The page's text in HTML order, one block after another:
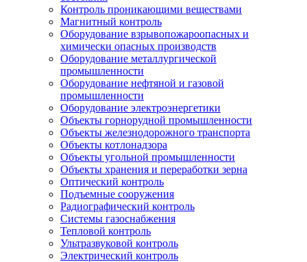
Контроль проникающими веществами
Магнитный контроль
Оборудование взрывопожароопасных и
химически опасных производств
Оборудование металлургической
промышленности
Оборудование нефтяной и газовой
промышленности
Оборудование электроэнергетики
Объекты горнорудной промышленности
Объекты железнодорожного транспорта
Объекты котлонадзора
Объекты угольной промышленности
Объекты хранения и переработки зерна
Оптический контроль
Подъемные сооружения
Радиографический контроль
Системы газоснабжения
Тепловой контроль
Ультразвуковой контроль
Электрический контроль